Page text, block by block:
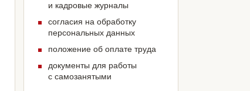
и кадровые журналы
согласия на обработку
персональных данных
положение об оплате труда
документы для работы
с самозанятыми